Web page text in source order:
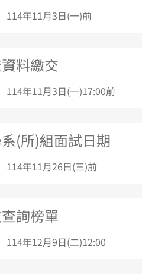
114年11月3日(一)前
料繳交
114年11月3日(一)17:00前
(所)組面試日期
114年11月26日(三)前
詢榜單
114年12月9日(二)12:00